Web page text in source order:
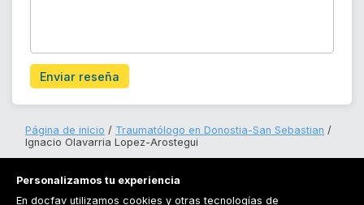
Enviar reseña
Página de inicio
Traumatólogo en Donostia-San Sebastian
Ignacio Olavarria Lopez-Arostegui
Personalizamos tu experiencia
En docfav utilizamos cookies y otras tecnologías de